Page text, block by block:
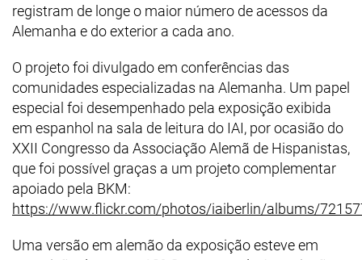
registram de longe o maior número de acessos da
Alemanha e do exterior a cada ano.
O projeto foi divulgado em conferências das
comunidades especializadas na Alemanha. Um papel
especial foi desempenhado pela exposição exibida
em espanhol na sala de leitura do IAI, por ocasião do
XXII Congresso da Associação Alemã de Hispanistas,
que foi possível graças a um projeto complementar
apoiado pela BKM:
https://www.flickr.com/photos/iaiberlin/albums/
Uma versão em alemão da exposição esteve em